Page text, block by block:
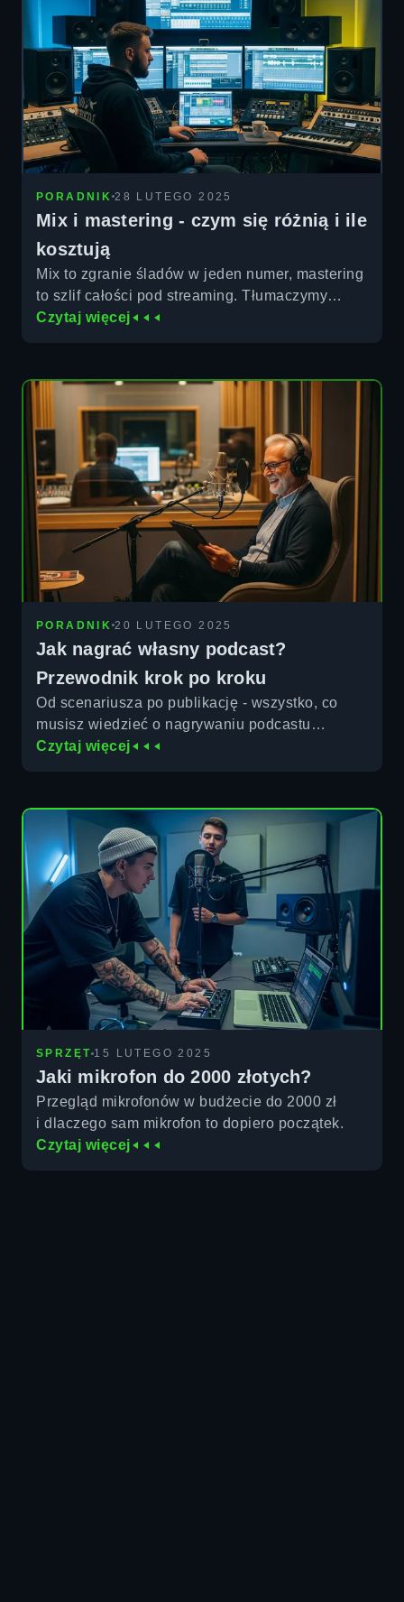
PORADNIK 28 LUTEGO 2025
Mix i mastering - czym się różnią i ile
kosztują
Mix to zgranie śladów w jeden numer, mastering
to szlif całości pod streaming. Tłumaczymy
różnicę, kolejność i po czym poznać, że utwór
Czytaj więcej
PORADNIK 20 LUTEGO 2025
Jak nagrać własny podcast?
Przewodnik krok po kroku
Od scenariusza po publikację - wszystko, co
musisz wiedzieć o nagrywaniu podcastu
w profesjonalnym studio.
Czytaj więcej
SPRZĘT 15 LUTEGO 2025
Jaki mikrofon do 2000 złotych?
Przegląd mikrofonów w budżecie do 2000 zł
i dlaczego sam mikrofon to dopiero początek.
Czytaj więcej